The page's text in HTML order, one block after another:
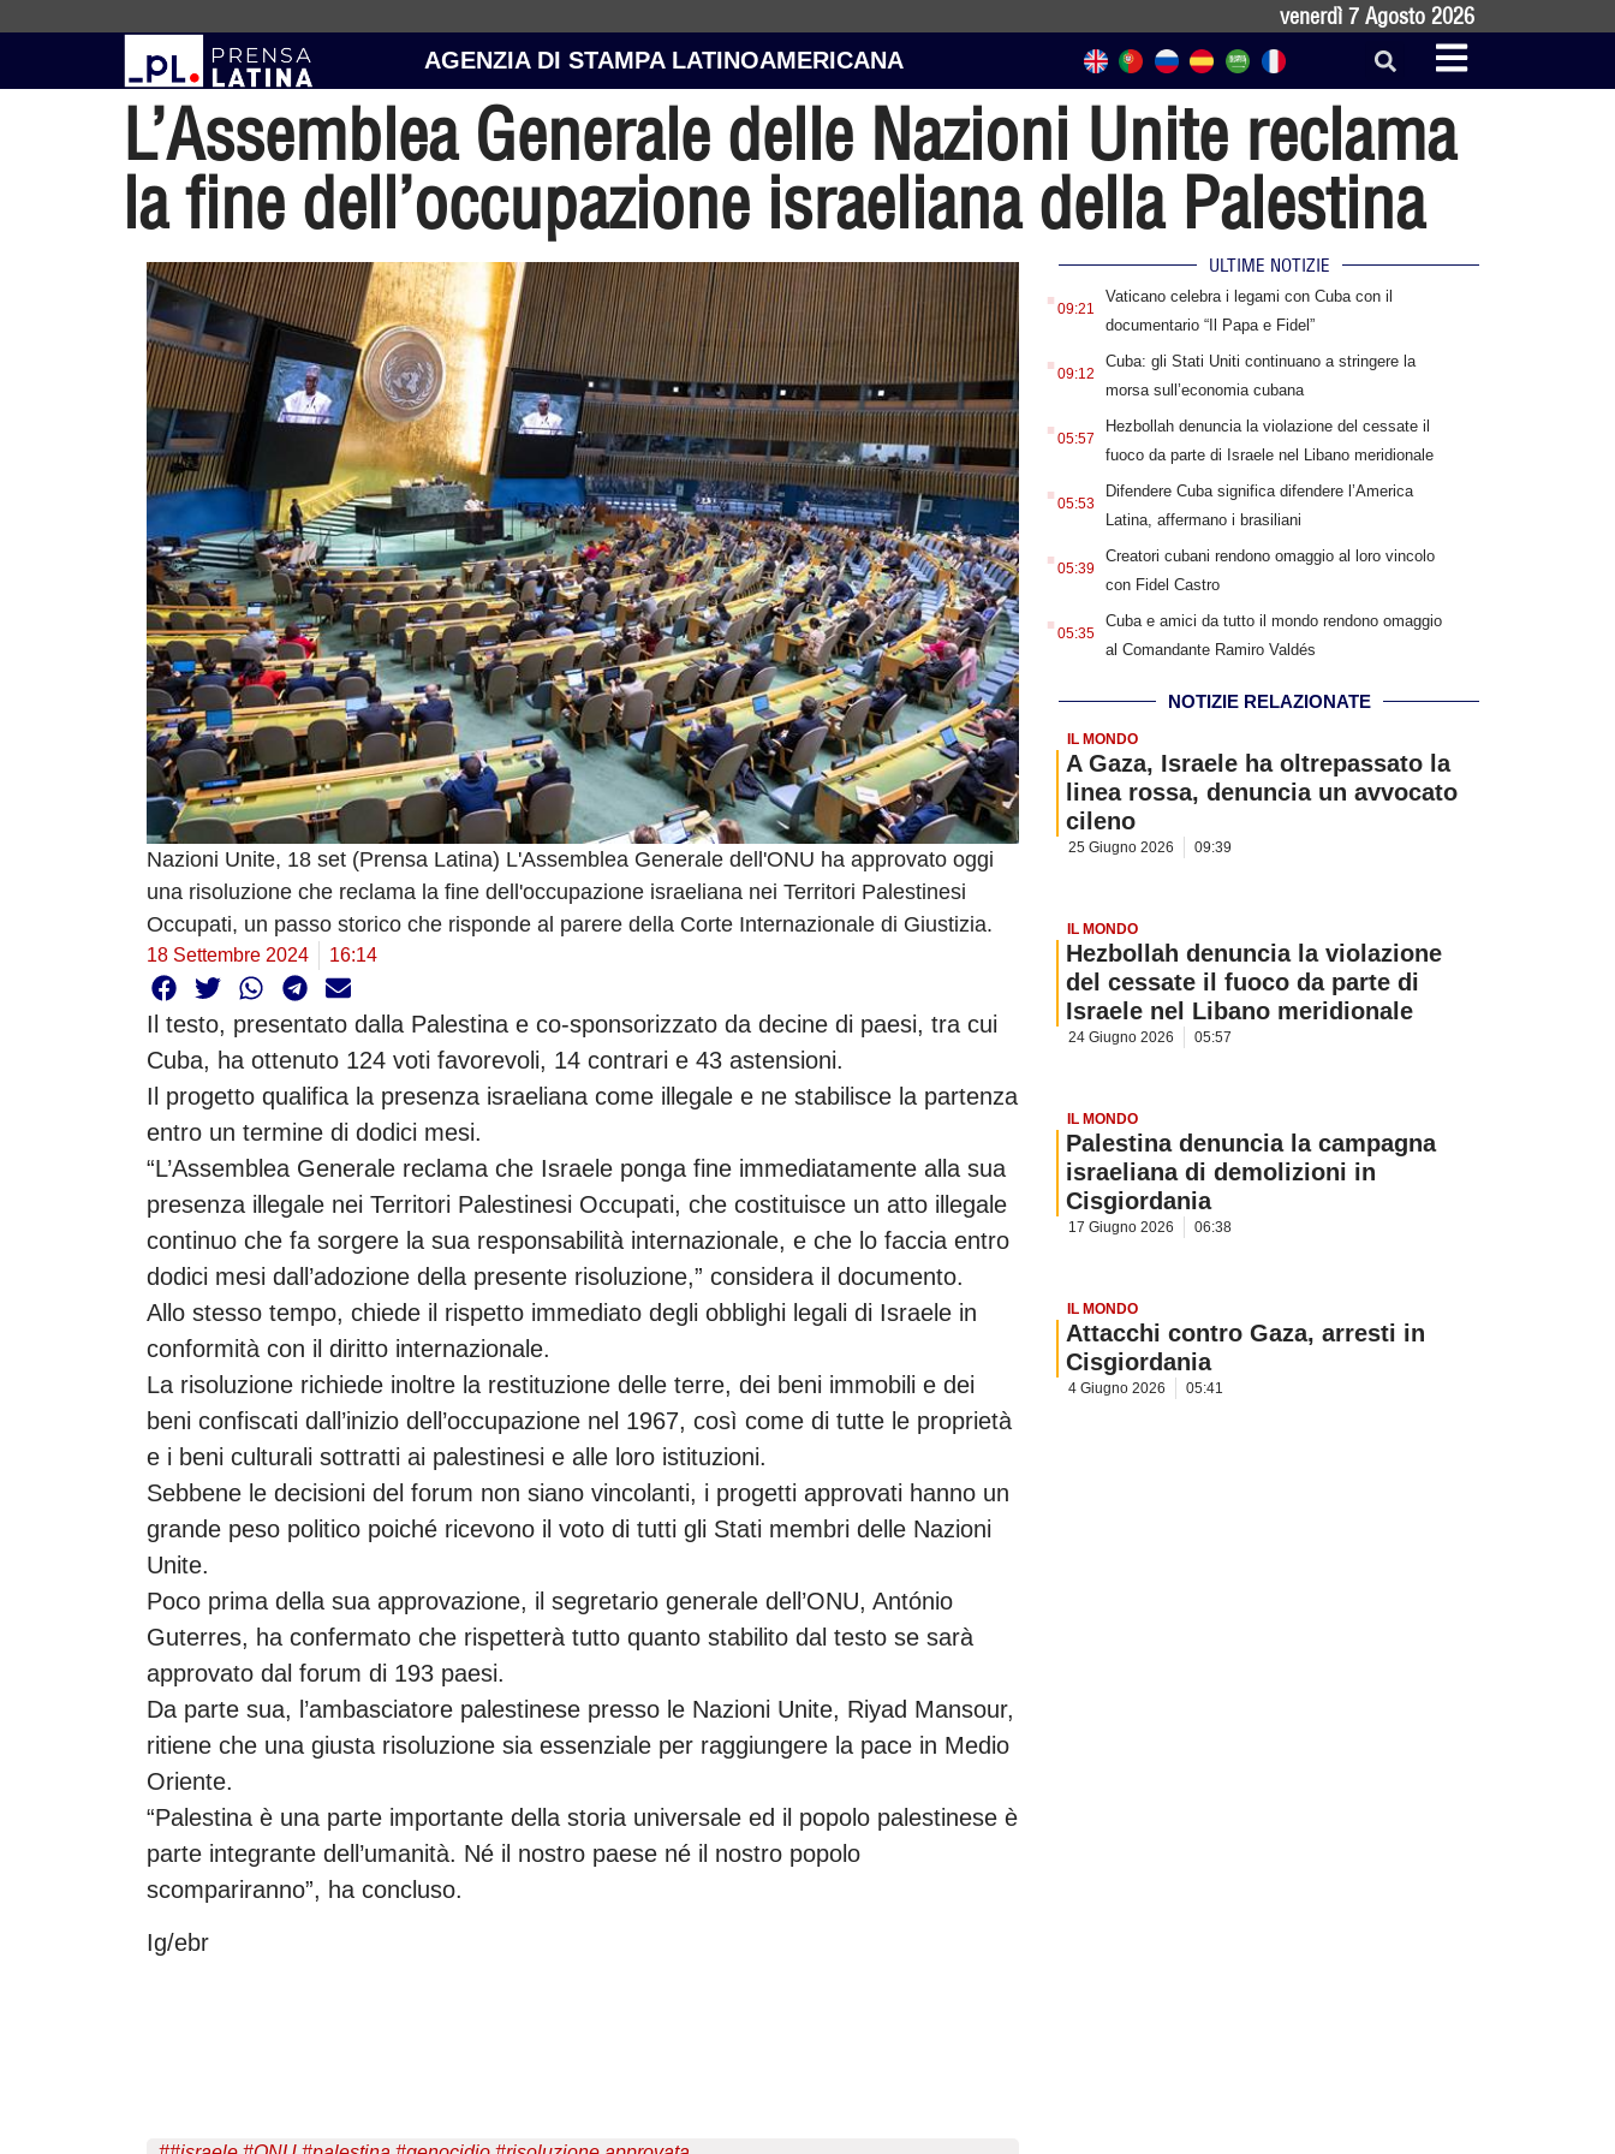
venerdì 7 Agosto 2026
AGENZIA DI STAMPA LATINOAMERICANA
L’Assemblea Generale delle Nazioni Unite reclama
la fine dell’occupazione israeliana della Palestina
Nazioni Unite, 18 set (Prensa Latina) L'Assemblea Generale dell'ONU ha approvato oggi
una risoluzione che reclama la fine dell'occupazione israeliana nei Territori Palestinesi
Occupati, un passo storico che risponde al parere della Corte Internazionale di Giustizia.
18 Settembre 2024 16:14
Il testo, presentato dalla Palestina e co-sponsorizzato da decine di paesi, tra cui
Cuba, ha ottenuto 124 voti favorevoli, 14 contrari e 43 astensioni.
Il progetto qualifica la presenza israeliana come illegale e ne stabilisce la partenza
entro un termine di dodici mesi.
“L’Assemblea Generale reclama che Israele ponga fine immediatamente alla sua
presenza illegale nei Territori Palestinesi Occupati, che costituisce un atto illegale
continuo che fa sorgere la sua responsabilità internazionale, e che lo faccia entro
dodici mesi dall’adozione della presente risoluzione,” considera il documento.
Allo stesso tempo, chiede il rispetto immediato degli obblighi legali di Israele in
conformità con il diritto internazionale.
La risoluzione richiede inoltre la restituzione delle terre, dei beni immobili e dei
beni confiscati dall’inizio dell’occupazione nel 1967, così come di tutte le proprietà
e i beni culturali sottratti ai palestinesi e alle loro istituzioni.
Sebbene le decisioni del forum non siano vincolanti, i progetti approvati hanno un
grande peso politico poiché ricevono il voto di tutti gli Stati membri delle Nazioni
Unite.
Poco prima della sua approvazione, il segretario generale dell’ONU, António
Guterres, ha confermato che rispetterà tutto quanto stabilito dal testo se sarà
approvato dal forum di 193 paesi.
Da parte sua, l’ambasciatore palestinese presso le Nazioni Unite, Riyad Mansour,
ritiene che una giusta risoluzione sia essenziale per raggiungere la pace in Medio
Oriente.
“Palestina è una parte importante della storia universale ed il popolo palestinese è
parte integrante dell’umanità. Né il nostro paese né il nostro popolo
scompariranno”, ha concluso.
Ig/ebr
ULTIME NOTIZIE
. 09:21
Vaticano celebra i legami con Cuba con il
documentario “Il Papa e Fidel”
. 09:12
Cuba: gli Stati Uniti continuano a stringere la
morsa sull’economia cubana
. 05:57
Hezbollah denuncia la violazione del cessate il
fuoco da parte di Israele nel Libano meridionale
. 05:53
Difendere Cuba significa difendere l’America
Latina, affermano i brasiliani
. 05:39
Creatori cubani rendono omaggio al loro vincolo
con Fidel Castro
. 05:35
Cuba e amici da tutto il mondo rendono omaggio
al Comandante Ramiro Valdés
NOTIZIE RELAZIONATE
IL MONDO
A Gaza, Israele ha oltrepassato la
linea rossa, denuncia un avvocato
cileno
25 Giugno 2026 09:39
IL MONDO
Hezbollah denuncia la violazione
del cessate il fuoco da parte di
Israele nel Libano meridionale
24 Giugno 2026 05:57
IL MONDO
Palestina denuncia la campagna
israeliana di demolizioni in
Cisgiordania
17 Giugno 2026 06:38
IL MONDO
Attacchi contro Gaza, arresti in
Cisgiordania
4 Giugno 2026 05:41